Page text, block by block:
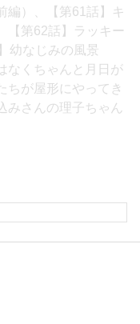
編）、【第61話】キ
【第62話】ラッキー
幼なじみの風景
くちゃんと月日が
ちが屋形にやってき
みさんの理子ちゃん